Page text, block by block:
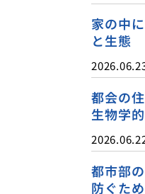
家の中
と生態
都会の
生物学
都市部
防ぐた